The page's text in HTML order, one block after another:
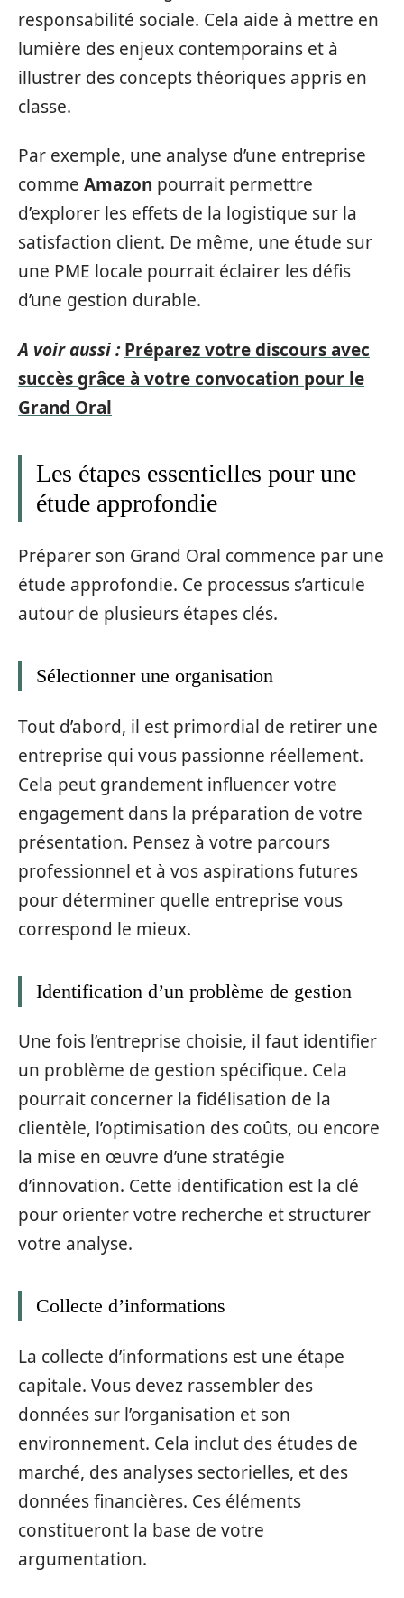
responsabilité sociale. Cela aide à mettre en
lumière des enjeux contemporains et à
illustrer des concepts théoriques appris en
classe.
Par exemple, une analyse d’une entreprise
comme Amazon pourrait permettre
d’explorer les effets de la logistique sur la
satisfaction client. De même, une étude sur
une PME locale pourrait éclairer les défis
d’une gestion durable.
A voir aussi : Préparez votre discours avec
succès grâce à votre convocation pour le
Grand Oral
Les étapes essentielles pour une
étude approfondie
Préparer son Grand Oral commence par une
étude approfondie. Ce processus s’articule
autour de plusieurs étapes clés.
Sélectionner une organisation
Tout d’abord, il est primordial de retirer une
entreprise qui vous passionne réellement.
Cela peut grandement influencer votre
engagement dans la préparation de votre
présentation. Pensez à votre parcours
professionnel et à vos aspirations futures
pour déterminer quelle entreprise vous
correspond le mieux.
Identification d’un problème de gestion
Une fois l’entreprise choisie, il faut identifier
un problème de gestion spécifique. Cela
pourrait concerner la fidélisation de la
clientèle, l’optimisation des coûts, ou encore
la mise en œuvre d’une stratégie
d’innovation. Cette identification est la clé
pour orienter votre recherche et structurer
votre analyse.
Collecte d’informations
La collecte d’informations est une étape
capitale. Vous devez rassembler des
données sur l’organisation et son
environnement. Cela inclut des études de
marché, des analyses sectorielles, et des
données financières. Ces éléments
constitueront la base de votre
argumentation.